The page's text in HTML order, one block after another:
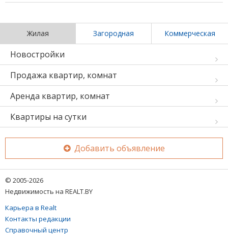
Жилая Загородная Коммерческая
Новостройки
Продажа квартир, комнат
Аренда квартир, комнат
Квартиры на сутки
Добавить объявление
© 2005-2026
Недвижимость на REALT.BY
Карьера в Realt
Контакты редакции
Справочный центр